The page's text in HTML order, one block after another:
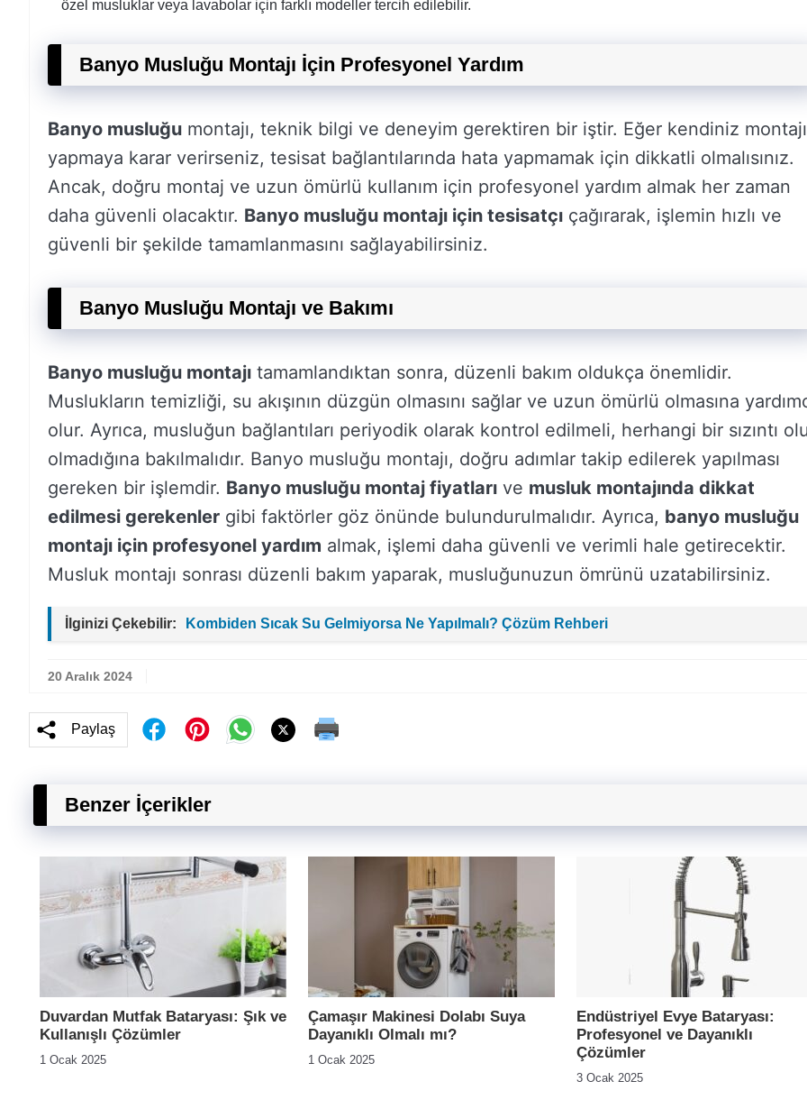
özel musluklar veya lavabolar için farklı modeller tercih edilebilir.
Banyo Musluğu Montajı İçin Profesyonel Yardım
Banyo musluğu montajı, teknik bilgi ve deneyim gerektiren bir iştir. Eğer kendiniz montajı
yapmaya karar verirseniz, tesisat bağlantılarında hata yapmamak için dikkatli olmalısınız.
Ancak, doğru montaj ve uzun ömürlü kullanım için profesyonel yardım almak her zaman
daha güvenli olacaktır. Banyo musluğu montajı için tesisatçı çağırarak, işlemin hızlı ve
güvenli bir şekilde tamamlanmasını sağlayabilirsiniz.
Banyo Musluğu Montajı ve Bakımı
Banyo musluğu montajı tamamlandıktan sonra, düzenli bakım oldukça önemlidir.
Muslukların temizliği, su akışının düzgün olmasını sağlar ve uzun ömürlü olmasına
olur. Ayrıca, musluğun bağlantıları periyodik olarak kontrol edilmeli, herhangi bir sızıntı
olmadığına bakılmalıdır. Banyo musluğu montajı, doğru adımlar takip edilerek yapılması
gereken bir işlemdir. Banyo musluğu montaj fiyatları ve musluk montajında dikkat
edilmesi gerekenler gibi faktörler göz önünde bulundurulmalıdır. Ayrıca, banyo musluğu
montajı için profesyonel yardım almak, işlemi daha güvenli ve verimli hale getirecektir.
Musluk montajı sonrası düzenli bakım yaparak, musluğunuzun ömrünü uzatabilirsiniz.
İlginizi Çekebilir: Kombiden Sıcak Su Gelmiyorsa Ne Yapılmalı? Çözüm Rehberi
20 Aralık 2024
Paylaş
Benzer İçerikler
Duvardan Mutfak Bataryası: Şık ve
Kullanışlı Çözümler
1 Ocak 2025
Çamaşır Makinesi Dolabı Suya
Dayanıklı Olmalı mı?
1 Ocak 2025
Endüstriyel Evye Bataryası:
Profesyonel ve Dayanıklı
Çözümler
3 Ocak 2025